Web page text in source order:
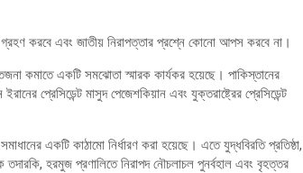
করবে এবং জাতীয় নিরাপত্তার প্রশ্নে কোনো আপস করবে না।
কমাতে একটি সমঝোতা স্মারক কার্যকর হয়েছে। পাকিস্তানের
প্রেসিডেন্ট মাসুদ পেজেশকিয়ান এবং যুক্তরাষ্ট্রের প্রেসিডেন্ট
একটি কাঠামো নির্ধারণ করা হয়েছে। এতে যুদ্ধবিরতি প্রতিষ্ঠা,
তদারকি, হরমুজ প্রণালিতে নিরাপদ নৌচলাচল পুনর্বহাল এবং বৃহত্তর